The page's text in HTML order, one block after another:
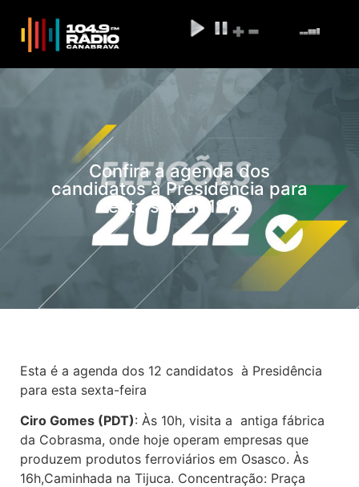
Confira a agenda dos
candidatos à Presidência para
esta sexta (19/8)
Esta é a agenda dos 12 candidatos à Presidência
para esta sexta-feira
Ciro Gomes (PDT): Às 10h, visita a antiga fábrica
da Cobrasma, onde hoje operam empresas que
produzem produtos ferroviários em Osasco. Às
16h,Caminhada na Tijuca. Concentração: Praça